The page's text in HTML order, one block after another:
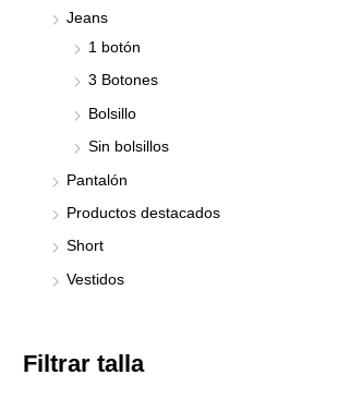
Jeans
1 botón
3 Botones
Bolsillo
Sin bolsillos
Pantalón
Productos destacados
Short
Vestidos
Filtrar talla